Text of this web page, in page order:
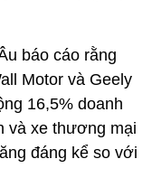
báo cáo rằng
Motor và Geely
16,5% doanh
và xe thương mại
đáng kể so với